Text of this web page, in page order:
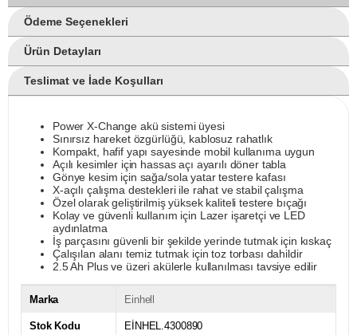
Ödeme Seçenekleri
Ürün Detayları
Teslimat ve İade Koşulları
Power X-Change akü sistemi üyesi
Sınırsız hareket özgürlüğü, kablosuz rahatlık
Kompakt, hafif yapı sayesinde mobil kullanıma uygun
Açılı kesimler için hassas açı ayarılı döner tabla
Gönye kesim için sağa/sola yatar testere kafası
X-açılı çalışma destekleri ile rahat ve stabil çalışma
Özel olarak geliştirilmiş yüksek kaliteli testere bıçağı
Kolay ve güvenli kullanım için Lazer işaretçi ve LED
aydınlatma
İş parçasını güvenli bir şekilde yerinde tutmak için kıskaç
Çalışılan alanı temiz tutmak için toz torbası dahildir
2.5 Ah Plus ve üzeri akülerle kullanılması tavsiye edilir
Marka Einhell
Stok Kodu EİNHEL.4300890